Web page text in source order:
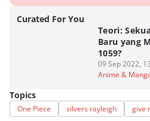
Curated For You
Teori:
Baru yang
1059?
09 Sep 2022,
Anime &
Topics
One Piece silvers rayleigh give